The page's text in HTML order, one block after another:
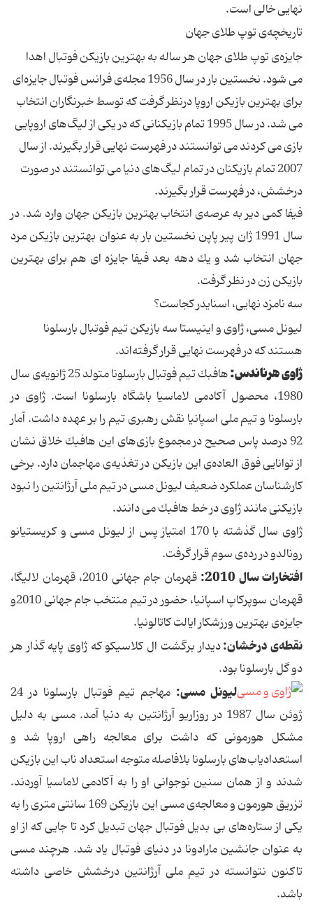
نهایی خالی است.
تاریخچه‌ی توپ طلای جهان
جایزه‌ی توپ طلای جهان هر ساله به بهترین بازیكن فوتبال اهدا
می شود. نخستین بار در سال 1956 مجله‌ی فرانس فوتبال جایزه‌ای
برای بهترین بازیكن اروپا درنظر گرفت كه توسط خبرنگاران انتخاب
می شد. در سال 1995 تمام بازیكنانی كه در یكی از لیگ‌های اروپایی
بازی می كردند می توانستند در فهرست نهایی قرار بگیرند. از سال
2007 تمام بازیكنان در تمام لیگ‌های دنیا می توانستند در صورت
درخشش، در فهرست قرار بگیرند.
فیفا كمی دیر به عرصه‌ی انتخاب بهترین بازیكن جهان وارد شد. در
سال 1991 ژان پیر پاپن نخستین بار به عنوان بهترین بازیكن مرد
جهان انتخاب شد و یك دهه بعد فیفا جایزه ا‌ی هم برای بهترین
بازیكن زن در نظر گرفت.
سه نامزد نهایی، اسنایدر كجاست؟
لیونل مسی، ژاوی و اینیستا سه بازیكن تیم فوتبال بارسلونا
هستند كه در فهرست نهایی قرار گرفته‌اند.
ژاوی هرناندس:
هافبك تیم فوتبال بارسلونا متولد 25 ژانویه‌ی سال
1980، محصول آكادمی لاماسیا باشگاه بارسلونا است. ژاوی در
بارسلونا و تیم ملی اسپانیا نقش رهبری تیم را بر عهده داشت. آمار
92 درصد پاس صحیح در مجموع بازی‌های این هافبك خلاق نشان
از توانایی فوق العاده‌ی این بازیكن در تغذیه‌ی مهاجمان دارد. برخی
كارشناسان عملكرد ضعیف لیونل مسی در تیم ملی آرژانتین را نبود
بازیكنی مانند ژاوی در خط هافبك می دانند.
ژاوی سال گذشته با 170 امتیاز پس از لیونل مسی و كریستیانو
رونالدو در رده‌ی سوم قرار گرفت.
افتخارات سال 2010:
قهرمان جام جهانی 2010، قهرمان لالیگا،
قهرمان سوپركاپ اسپانیا، حضور در تیم منتخب جام جهانی 2010و
جایزه‌ی بهترین ورزشكار ایالت كاتالونیا.
نقطه‌ی درخشان:دیدار برگشت ال كلاسیكو كه ژاوی پایه گذار هر
دو گل بارسلونا بود.
لیونل مسی:
مهاجم تیم فوتبال بارسلونا در 24
ژوئن سال 1987 در روزاریو آرژانتین به دنیا آمد. مسی به دلیل
مشكل هورمونی كه داشت برای معالجه راهی اروپا شد و
استعدادیاب‌های بارسلونا بلافاصله متوجه استعداد ناب این بازیكن
شدند و از همان سنین نوجوانی او را به آكادمی لاماسیا آوردند.
تزریق هورمون و معالجه‌ی مسی این بازیكن 169 سانتی متری را به
یكی از ستاره‌های بی بدیل فوتبال جهان تبدیل كرد تا جایی كه از او
به عنوان جانشین مارادونا در دنیای فوتبال یاد شد. هرچند مسی
تاكنون نتوانسته در تیم ملی آرژانتین درخشش خاصی داشته
باشد.